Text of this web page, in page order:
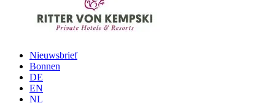
Nieuwsbrief
Bonnen
DE
EN
NL